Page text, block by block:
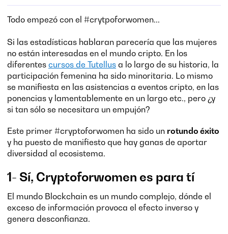
Todo empezó con el #crytpoforwomen...
Si las estadísticas hablaran parecería que las mujeres
no están interesadas en el mundo cripto. En los
diferentes cursos de Tutellus a lo largo de su historia, la
participación femenina ha sido minoritaria. Lo mismo
se manifiesta en las asistencias a eventos cripto, en las
ponencias y lamentablemente en un largo etc., pero ¿y
si tan sólo se necesitara un empujón?
Este primer #cryptoforwomen ha sido un rotundo éxito
y ha puesto de manifiesto que hay ganas de aportar
diversidad al ecosistema.
1- Sí, Cryptoforwomen es para tí
El mundo Blockchain es un mundo complejo, dónde el
exceso de información provoca el efecto inverso y
genera desconfianza.